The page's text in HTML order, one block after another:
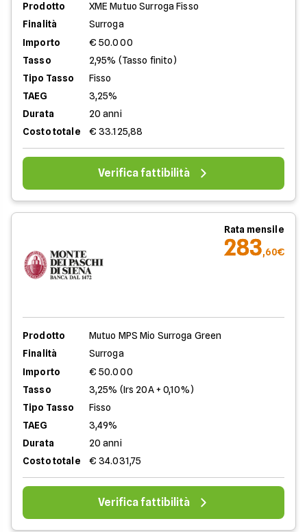
Prodotto
XME Mutuo Surroga Fisso
Finalità
Surroga
Importo
€ 50.000
Tasso
2,95% (Tasso finito)
Tipo Tasso
Fisso
TAEG
3,25%
Durata
20 anni
Costo totale
€ 33.125,88
Verifica fattibilità
Rata mensile
283,60€
Prodotto
Mutuo MPS Mio Surroga Green
Finalità
Surroga
Importo
€ 50.000
Tasso
3,25% (Irs 20A + 0,10%)
Tipo Tasso
Fisso
TAEG
3,49%
Durata
20 anni
Costo totale
€ 34.031,75
Verifica fattibilità